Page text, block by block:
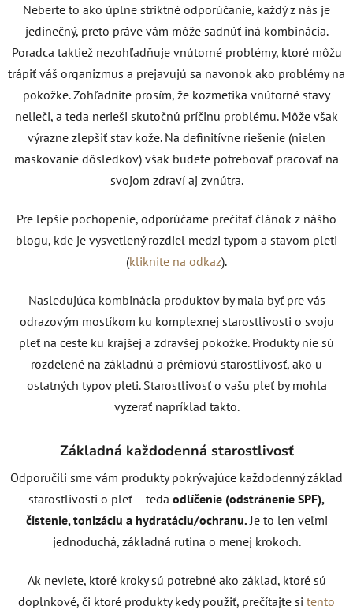
Neberte to ako úplne striktné odporúčanie, každý z nás je
jedinečný, preto práve vám môže sadnúť iná kombinácia.
Poradca taktiež nezohľadňuje vnútorné problémy, ktoré môžu
trápiť váš organizmus a prejavujú sa navonok ako problémy na
pokožke. Zohľadnite prosím, že kozmetika vnútorné stavy
nelieči, a teda nerieši skutočnú príčinu problému. Môže však
výrazne zlepšiť stav kože. Na definitívne riešenie (nielen
maskovanie dôsledkov) však budete potrebovať pracovať na
svojom zdraví aj zvnútra.
Pre lepšie pochopenie, odporúčame prečítať článok z nášho
blogu, kde je vysvetlený rozdiel medzi typom a stavom pleti
(kliknite na odkaz).
Nasledujúca kombinácia produktov by mala byť pre vás
odrazovým mostíkom ku komplexnej starostlivosti o svoju
pleť na ceste ku krajšej a zdravšej pokožke. Produkty nie sú
rozdelené na základnú a prémiovú starostlivosť, ako u
ostatných typov pleti. Starostlivosť o vašu pleť by mohla
vyzerať napríklad takto.
Základná každodenná starostlivosť
Odporučili sme vám produkty pokrývajúce každodenný základ
starostlivosti o pleť – teda odlíčenie (odstránenie SPF),
čistenie, tonizáciu a hydratáciu/ochranu. Je to len veľmi
jednoduchá, základná rutina o menej krokoch.
Ak neviete, ktoré kroky sú potrebné ako základ, ktoré sú
doplnkové, či ktoré produkty kedy použiť, prečítajte si tento